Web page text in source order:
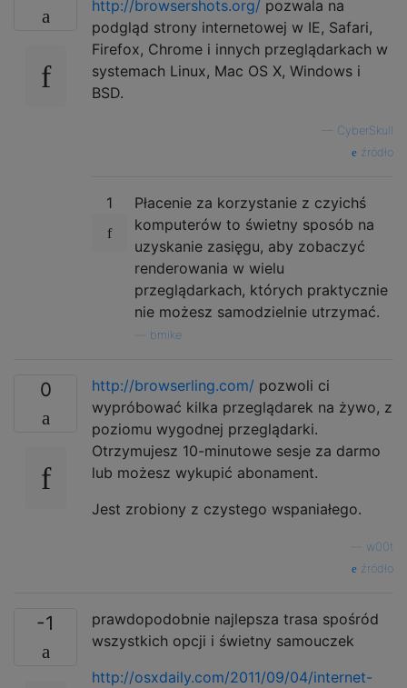
http://browsershots.org/ pozwala na
podgląd strony internetowej w IE, Safari,
Firefox, Chrome i innych przeglądarkach w
systemach Linux, Mac OS X, Windows i
BSD.
CyberSkull
źródło
1
Płacenie za korzystanie z czyichś
komputerów to świetny sposób na
uzyskanie zasięgu, aby zobaczyć
renderowania w wielu
przeglądarkach, których praktycznie
nie możesz samodzielnie utrzymać.
bmike
0 http://browserling.com/ pozwoli ci
wypróbować kilka przeglądarek na żywo, z
poziomu wygodnej przeglądarki.
Otrzymujesz 10-minutowe sesje za darmo
lub możesz wykupić abonament.
Jest zrobiony z czystego wspaniałego.
w00t
źródło
-1
prawdopodobnie najlepsza trasa spośród
wszystkich opcji i świetny samouczek
http://osxdaily.com/2011/09/04/internet-